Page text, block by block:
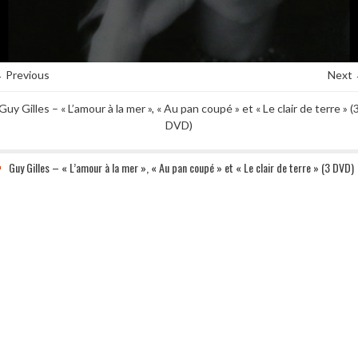
Next
Gilles – « L’amour à la mer », « Au pan coupé » et « Le clair de terre »
DVD)
Guy Gilles – « L’amour à la mer », « Au pan coupé » et « Le clair de terre » (3 DVD)